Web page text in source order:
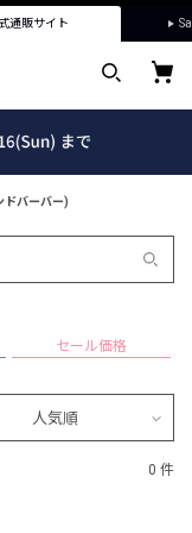
通販サイト
ドバーバー)
セール価格
人気順
0 件